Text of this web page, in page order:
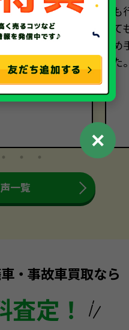
した。スムー
します。
た
一覧
・事故車買取なら
査定！
✕